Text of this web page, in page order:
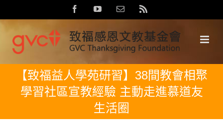
to
content
FacebookYouTubeEmail:
【致福益人學苑研習】38間教會相聚
學習社區宣教經驗 主動走進慕道友
生活圈